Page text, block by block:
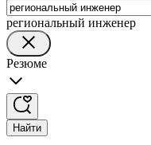
региональный инженер
Резюме
Найти